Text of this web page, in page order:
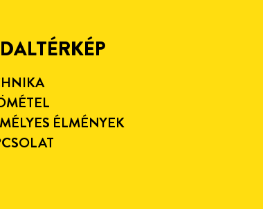
ÉLMÉNYEK